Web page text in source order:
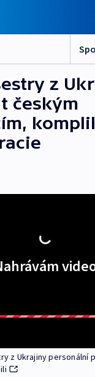
z
českým
z Ukrajiny personální